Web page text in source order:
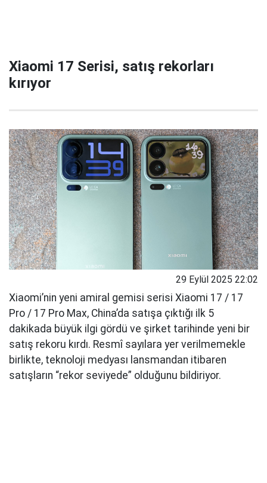
Xiaomi 17 Serisi, satış rekorları
kırıyor
29 Eylül 2025 22:02
Xiaomi’nin yeni amiral gemisi serisi Xiaomi 17 / 17
Pro / 17 Pro Max, China’da satışa çıktığı ilk 5
dakikada büyük ilgi gördü ve şirket tarihinde yeni bir
satış rekoru kırdı. Resmî sayılara yer verilmemekle
birlikte, teknoloji medyası lansmandan itibaren
satışların “rekor seviyede” olduğunu bildiriyor.